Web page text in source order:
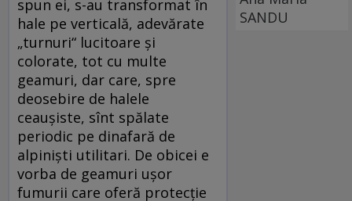
spun ei, s-au transformat în
hale pe verticală, adevărate
„turnuri“ lucitoare și
colorate, tot cu multe
geamuri, dar care, spre
deosebire de halele
ceaușiste, sînt spălate
periodic pe dinafară de
alpiniști utilitari. De obicei e
vorba de geamuri ușor
fumurii care oferă protecție
SANDU